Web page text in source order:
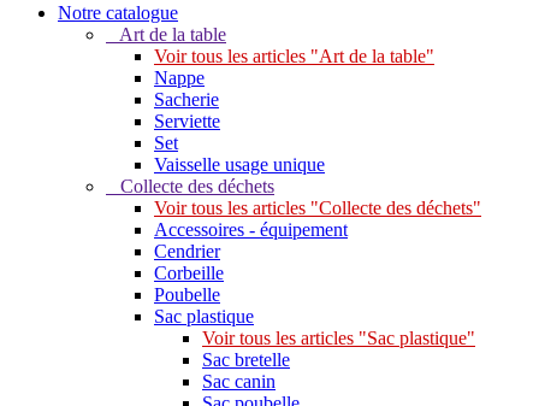
Notre catalogue
Art de la table
Voir tous les articles "Art de la table"
Nappe
Sacherie
Serviette
Set
Vaisselle usage unique
Collecte des déchets
Voir tous les articles "Collecte des déchets"
Accessoires - équipement
Cendrier
Corbeille
Poubelle
Sac plastique
Voir tous les articles "Sac plastique"
Sac bretelle
Sac canin